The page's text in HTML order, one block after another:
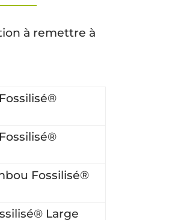
à remettre à
Fossilisé®
Large